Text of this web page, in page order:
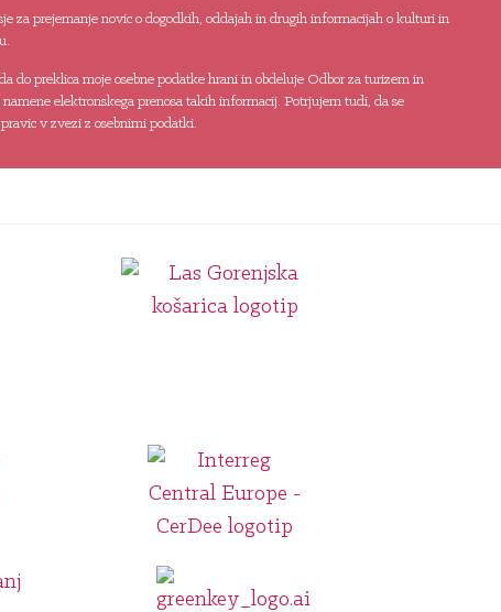
za prejemanje novic o dogodkih, oddajah in drugih informacijah o kulturi in
do preklica moje osebne podatke hrani in obdeluje Odbor za turizem in
elektronskega prenosa takih informacij. Potrjujem tudi, da se
v zvezi z osebnimi podatki.